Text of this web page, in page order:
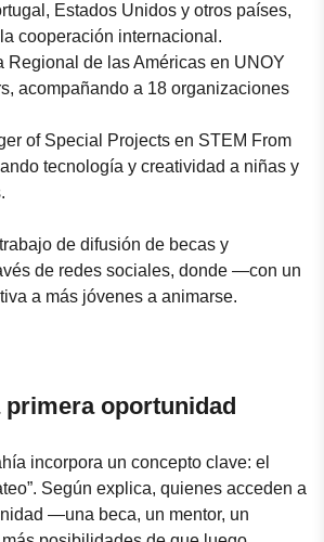
Estados Unidos y otros países,
cooperación internacional.
Regional de las Américas en UNOY
acompañando a 18 organizaciones
of Special Projects en STEM From
tecnología y creatividad a niñas y
de difusión de becas y
de redes sociales, donde —con un
a más jóvenes a animarse.
primera oportunidad
incorpora un concepto clave: el
Según explica, quienes acceden a
—una beca, un mentor, un